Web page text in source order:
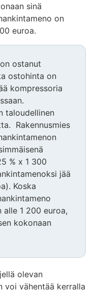
sinä
on
euroa.
ostanut
ostohinta on
kompressoria
taloudellinen
Rakennusmies
% x 1 300
jää
Koska
1 200 euroa,
kokonaan
olevan
voi vähentää kerralla